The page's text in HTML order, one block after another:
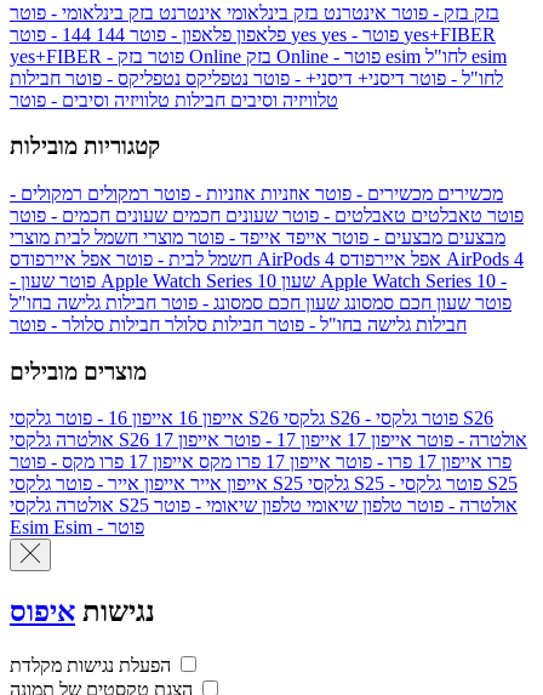
בזק בזק - פוטר אינטרנט בזק בינלאומי אינטרנט בזק בינלאומי - פוטר
פלאפון פלאפון - פוטר 144 yes
yes+FIBER
yes+FIBER - פוטר בזק Online
esim
לחו"ל - פוטר דיסני+ דיסני+ - פוטר נטפליקס נטפליקס - פוטר חבילות
טלוויזיה וסיבים חבילות טלוויזיה וסיבים - פוטר
קטגוריות מובילות
מכשירים מכשירים - פוטר אוזניות אוזניות - פוטר רמקולים רמקולים -
פוטר טאבלטים טאבלטים - פוטר שעונים חכמים שעונים חכמים - פוטר
מבצעים מבצעים - פוטר אייפד אייפד - פוטר מוצרי חשמל לבית מוצרי
חשמל לבית - פוטר אפל איירפודס AirPods 4 אפל איירפודס AirPods 4
- פוטר שעון Apple Watch Series 10 שעון Apple Watch Series 10 -
פוטר שעון חכם סמסונג שעון חכם סמסונג - פוטר חבילות גלישה בחו"ל
חבילות גלישה בחו"ל - פוטר חבילות סלולר חבילות סלולר - פוטר
מוצרים מובילים
אייפון 16 אייפון 16 - פוטר גלקסי S26 גלקסי S26 - פוטר גלקסי S26
אולטרה
גלקסי S26 אולטרה - פוטר אייפון 17 אייפון 17 - פוטר
אייפון 17
פרו אייפון 17 פרו - פוטר אייפון 17 פרו מקס
אייפון 17 פרו מקס - פוטר
אייפון אייר אייפון אייר - פוטר גלקסי S25 גלקסי S25 - פוטר גלקסי S25
אולטרה
גלקסי S25 אולטרה - פוטר טלפון שיאומי טלפון שיאומי - פוטר
Esim
Esim - פוטר
נגישות איפוס
הפעלת נגישות מקלדת
הצגת טקסטים של תמונה